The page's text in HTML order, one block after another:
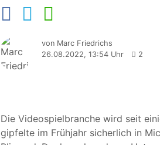
von Marc Friedrichs
26.08.2022, 13:54 Uhr
2
Die Videospielbranche wird seit
gipfelte im Frühjahr sicherlich in